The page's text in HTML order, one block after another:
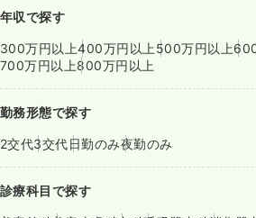
年収で探す
300万円以上400万円以上 500万円以上
700万円以上800万円以上
勤務形態で探す
2交代3交代日勤のみ夜勤のみ
診療科目で探す